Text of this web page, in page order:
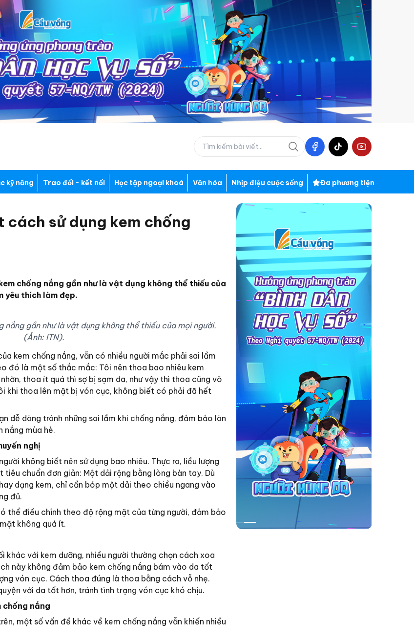
kỹ năng Trao đổi - kết nối Học tập ngoại khoá Văn hóa Nhịp điệu cuộc sống Đa phương tiện
sử dụng kem chống
chống nắng gần như là vật dụng không thể thiếu của
yêu thích làm đẹp.
nắng gần như là vật dụng không thể thiếu của mọi người.
(Ảnh: ITN).
kem chống nắng, vẫn có nhiều người mắc phải sai lầm
đó là một số thắc mắc: Tôi nên thoa bao nhiêu kem
thoa ít quá thì sợ bị sạm da, như vậy thì thoa cũng vô
khi thoa lên mặt bị vón cục, không biết có phải đã hết
dễ dàng tránh những sai lầm khi chống nắng, đảm bảo làn
nắng mùa hè.
nghị
không biết nên sử dụng bao nhiêu. Thực ra, liều lượng
chuẩn đơn giản: Một dải rộng bằng lòng bàn tay. Dù
dạng kem, chỉ cần bóp một dải theo chiều ngang vào
đủ.
thể điều chỉnh theo độ rộng mặt của từng người, đảm bảo
không quá ít.
khác với kem dưỡng, nhiều người thường chọn cách xoa
này không đảm bảo kem chống nắng bám vào da tốt
vón cục. Cách thoa đúng là thoa bằng cách vỗ nhẹ.
với da tốt hơn, tránh tình trạng vón cục khó chịu.
chống nắng
một số vấn đề khác về kem chống nắng vẫn khiến nhiều